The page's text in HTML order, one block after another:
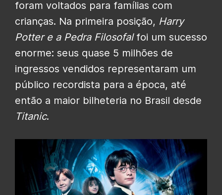
foram voltados para famílias com
crianças. Na primeira posição, Harry
Potter e a Pedra Filosofalfoi um sucesso
enorme: seus quase 5 milhões de
ingressos vendidos representaram um
público recordista para a época, até
então a maior bilheteria no Brasil desde
Titanic.